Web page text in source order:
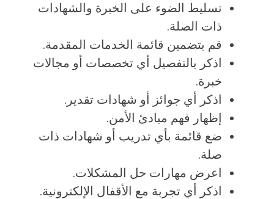
تسليط الضوء على الخبرة والشهادات
ذات الصلة.
قم بتضمين قائمة الخدمات المقدمة.
اذكر بالتفصيل أي تخصصات أو مجالات
خبرة.
اذكر أي جوائز أو شهادات تقدير.
إظهار فهم مبادئ الأمن.
ضع قائمة بأي تدريب أو شهادات ذات
صلة.
اعرض مهارات حل المشكلات.
اذكر أي تجربة مع الأقفال الإلكترونية.